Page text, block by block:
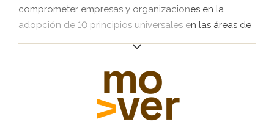
comprometer empresas y organizaciones en la
adopción de 10 principios universales en las áreas de
Derechos Humanos, Trabajo, Medio Ambiente y
acciones para hacerle frente a los desafíos de la